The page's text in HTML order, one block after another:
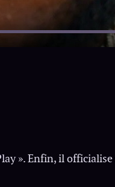
». Enfin, il